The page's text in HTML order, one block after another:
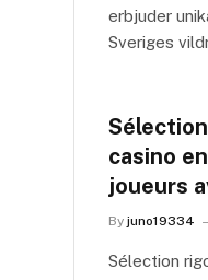
erbjuder
Sveriges
casino
joueurs
By juno19334
Sélection